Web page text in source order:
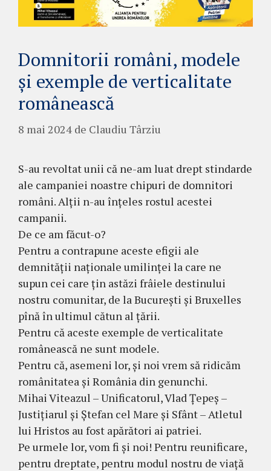
Domnitorii români, modele
și exemple de verticalitate
românească
8 mai 2024 de Claudiu Târziu
S-au revoltat unii că ne-am luat drept stindarde
ale campaniei noastre chipuri de domnitori
români. Alții n-au înțeles rostul acestei
campanii.
De ce am făcut-o?
Pentru a contrapune aceste efigii ale
demnității naționale umilinței la care ne
supun cei care țin astăzi frâiele destinului
nostru comunitar, de la București și Bruxelles
pînă în ultimul cătun al țării.
Pentru că aceste exemple de verticalitate
românească ne sunt modele.
Pentru că, asemeni lor, și noi vrem să ridicăm
românitatea și România din genunchi.
Mihai Viteazul – Unificatorul, Vlad Țepeș –
Justițiarul și Ștefan cel Mare și Sfânt – Atletul
lui Hristos au fost apărători ai patriei.
Pe urmele lor, vom fi și noi! Pentru reunificare,
pentru dreptate, pentru modul nostru de viață